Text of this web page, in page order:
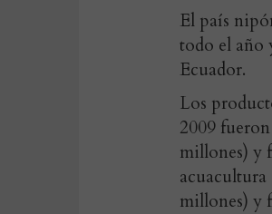
El país
todo el año
Ecuador.
Los
2009
millones) y
millones) y